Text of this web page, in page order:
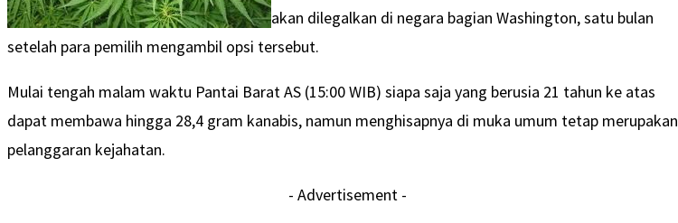
akan dilegalkan di negara bagian Washington, satu bulan
setelah para pemilih mengambil opsi tersebut.
Mulai tengah malam waktu Pantai Barat AS (15:00 WIB) siapa saja yang berusia 21 tahun ke atas
dapat membawa hingga 28,4 gram kanabis, namun menghisapnya di muka umum tetap merupakan
pelanggaran kejahatan.
- Advertisement -